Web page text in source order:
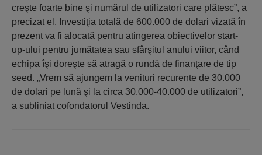
creşte foarte bine şi numărul de utilizatori care plătesc”, a
precizat el. Investiţia totală de 600.000 de dolari vizată în
prezent va fi alocată pentru atingerea obiectivelor start-
up-ului pentru jumătatea sau sfârşitul anului viitor, când
echipa îşi doreşte să atragă o rundă de finanţare de tip
seed. „Vrem să ajungem la venituri recurente de 30.000
de dolari pe lună şi la circa 30.000-40.000 de utilizatori”,
a subliniat cofondatorul Vestinda.